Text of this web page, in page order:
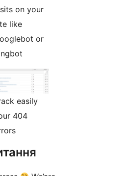
on your
like
or
easily
404